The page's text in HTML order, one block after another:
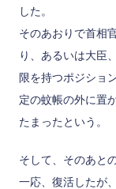
した。
そのあおりで首相
り、あるいは大臣
限を持つポジショ
定の蚊帳の外に置
たまったという。
そして、そのあと
一応、復活したが